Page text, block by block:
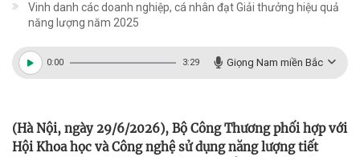
Vinh danh các doanh nghiệp, cá nhân đạt Giải thưởng hiệu quả
năng lượng năm 2025
0:00 3:29 Giọng Nam miền Bắc
(Hà Nội, ngày 29/6/2026), Bộ Công Thương phối hợp với
Hội Khoa học và Công nghệ sử dụng năng lượng tiết